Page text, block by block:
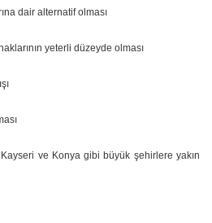
dair alternatif olması
yeterli düzeyde olması
ve Konya gibi büyük şehirlere yakın